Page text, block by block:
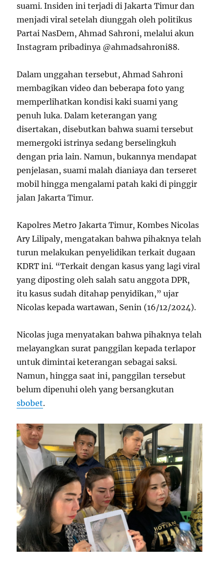
suami. Insiden ini terjadi di Jakarta Timur dan
menjadi viral setelah diunggah oleh politikus
Partai NasDem, Ahmad Sahroni, melalui akun
Instagram pribadinya @ahmadsahroni88.
Dalam unggahan tersebut, Ahmad Sahroni
membagikan video dan beberapa foto yang
memperlihatkan kondisi kaki suami yang
penuh luka. Dalam keterangan yang
disertakan, disebutkan bahwa suami tersebut
memergoki istrinya sedang berselingkuh
dengan pria lain. Namun, bukannya mendapat
penjelasan, suami malah dianiaya dan terseret
mobil hingga mengalami patah kaki di pinggir
jalan Jakarta Timur.
Kapolres Metro Jakarta Timur, Kombes Nicolas
Ary Lilipaly, mengatakan bahwa pihaknya telah
turun melakukan penyelidikan terkait dugaan
KDRT ini. “Terkait dengan kasus yang lagi viral
yang diposting oleh salah satu anggota DPR,
itu kasus sudah ditahap penyidikan,” ujar
Nicolas kepada wartawan, Senin (16/12/2024).
Nicolas juga menyatakan bahwa pihaknya telah
melayangkan surat panggilan kepada terlapor
untuk dimintai keterangan sebagai saksi.
Namun, hingga saat ini, panggilan tersebut
belum dipenuhi oleh yang bersangkutan
sbobet.